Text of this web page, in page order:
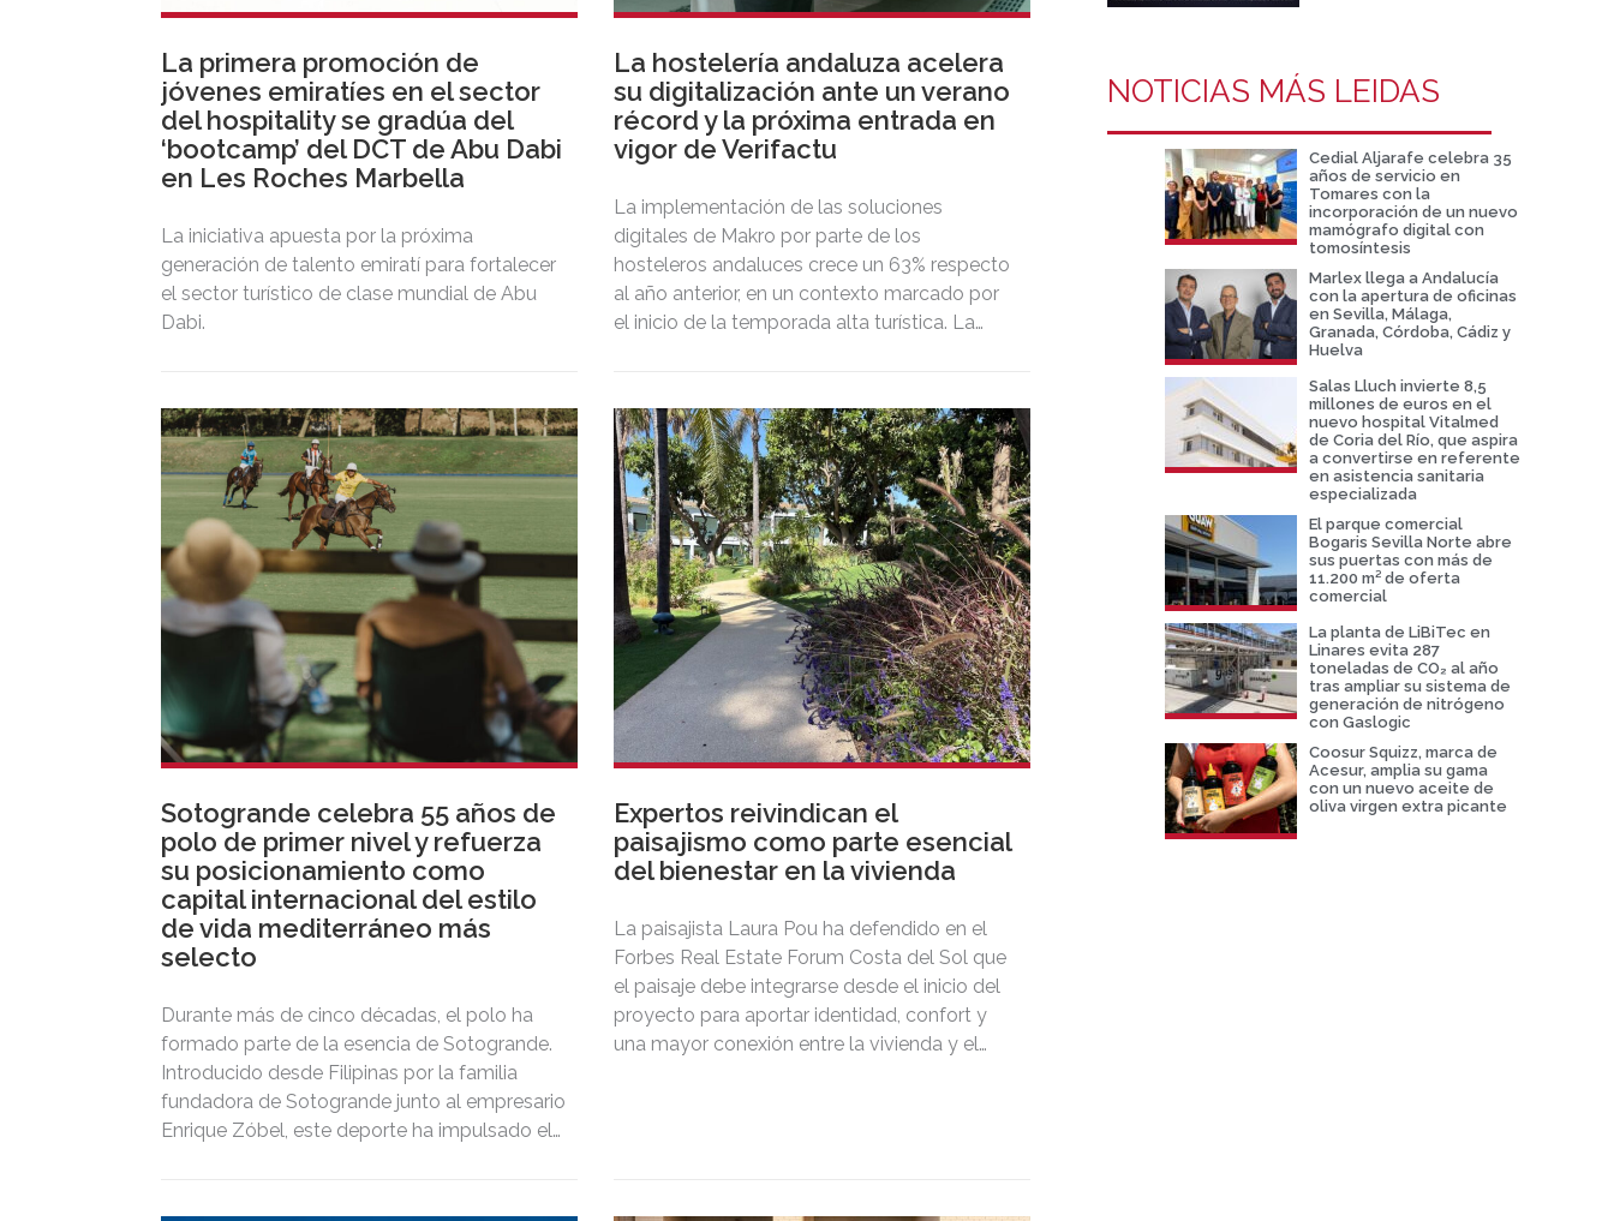
La primera promoción de
jóvenes emiratíes en el sector
del hospitality se gradúa del
‘bootcamp’ del DCT de Abu Dabi
en Les Roches Marbella
La iniciativa apuesta por la próxima
generación de talento emiratí para fortalecer
el sector turístico de clase mundial de Abu
Dabi.
La hostelería andaluza acelera
su digitalización ante un verano
récord y la próxima entrada en
vigor de Verifactu
La implementación de las soluciones
digitales de Makro por parte de los
hosteleros andaluces crece un 63% respecto
al año anterior, en un contexto marcado por
el inicio de la temporada alta turística. La
multiplicado por tres, mostrando la
preparación del sector ante la normativa que
entrará en vigor en 2027.
Sotogrande celebra 55 años de
polo de primer nivel y refuerza
su posicionamiento como
capital internacional del estilo
de vida mediterráneo más
selecto
Durante más de cinco décadas, el polo ha
formado parte de la esencia de Sotogrande.
Introducido desde Filipinas por la familia
fundadora de Sotogrande junto al empresario
Enrique Zóbel, este deporte ha impulsado el
polo y del estilo de vida mediterráneo,
Expertos reivindican el
paisajismo como parte esencial
del bienestar en la vivienda
La paisajista Laura Pou ha defendido en el
Forbes Real Estate Forum Costa del Sol que
el paisaje debe integrarse desde el inicio del
proyecto para aportar identidad, confort y
una mayor conexión entre la vivienda y el
NOTICIAS MÁS LEIDAS
Cedial Aljarafe celebra 35
años de servicio en
Tomares con la
incorporación de un nuevo
mamógrafo digital con
tomosíntesis
Marlex llega a Andalucía
con la apertura de oficinas
en Sevilla, Málaga,
Granada, Córdoba, Cádiz y
Huelva
Salas Lluch invierte 8,5
millones de euros en el
nuevo hospital Vitalmed
de Coria del Río, que aspira
a convertirse en referente
en asistencia sanitaria
especializada
El parque comercial
Bogaris Sevilla Norte abre
sus puertas con más de
11.200 m² de oferta
comercial
La planta de LiBiTec en
Linares evita 287
toneladas de CO₂ al año
tras ampliar su sistema de
generación de nitrógeno
con Gaslogic
Coosur Squizz, marca de
Acesur, amplia su gama
con un nuevo aceite de
oliva virgen extra picante